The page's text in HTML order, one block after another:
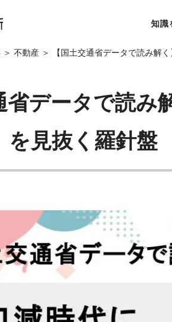
知識
＞ 不動産 ＞ 【国土交通省データで読み解
省データで読
を見抜く羅針盤